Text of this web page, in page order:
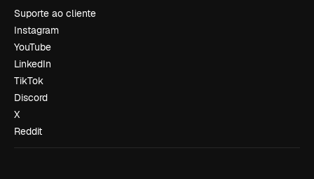
Suporte ao cliente
Instagram
YouTube
LinkedIn
TikTok
Discord
X
Reddit